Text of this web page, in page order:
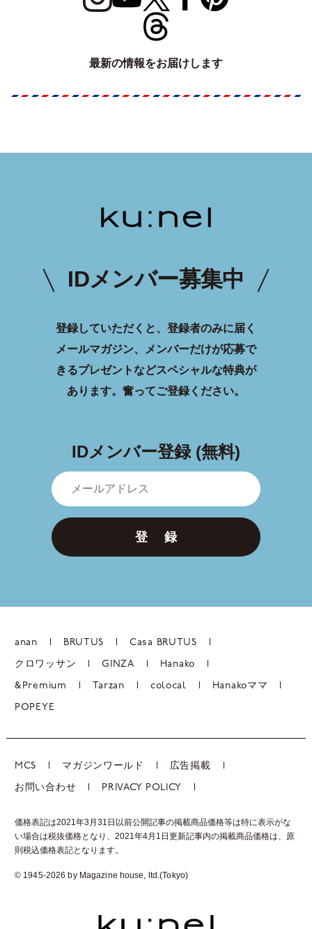
最新の情報をお届けします
IDメンバー募集中
登録していただくと、登録者のみに届く
メールマガジン、メンバーだけが応募で
きるプレゼントなどスペシャルな特典が
あります。 奮ってご登録ください。
IDメンバー登録 (無料)
登 録
anan BRUTUS Casa BRUTUS
クロワッサン GINZA Hanako
&Premium Tarzan colocal Hanakoママ
POPEYE
MCS マガジンワールド 広告掲載
お問い合わせ PRIVACY POLICY
価格表記は2021年3月31日以前公開記事の掲載商品価格等は特に表示がな
い場合は税抜価格となり、2021年4月1日更新記事内の掲載商品価格は、 原
則税込価格表記となります。
© 1945-2026 by Magazine house, ltd.(Tokyo)